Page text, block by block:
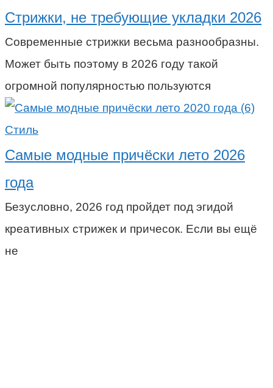
Стрижки, не требующие укладки 2026
Современные стрижки весьма разнообразны.
Может быть поэтому в 2026 году такой
огромной популярностью пользуются
Стиль
Самые модные причёски лето 2026
года
Безусловно, 2026 год пройдет под эгидой
креативных стрижек и причесок. Если вы ещё
не